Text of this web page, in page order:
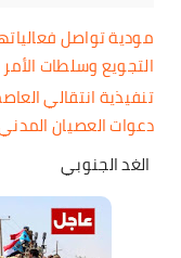
مودية تواصل
التجويع وسلطات
تنفيذية انتقالي
دعوات العصيان
الغد الجنوبي